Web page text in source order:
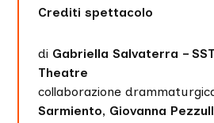
Crediti spettacolo
di Gabriella Salvaterra –
Theatre
collaborazione
Sarmiento, Giovanna